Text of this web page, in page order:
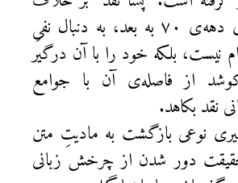
نظریه‌ِ‌ی انتقادی دهه‌ی ۷۰ به بعد، به دنبال نفیِ
نیست، بلکه خود را با آن درگیر
از فاصله‌ی آن با جوامع
نقد بکاهد.
نوعی بازگشت به مادیتِ متن
دور شدن از چرخش زبانی